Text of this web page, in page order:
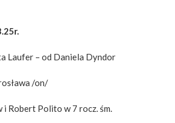
Laufer – od Daniela Dyndor
/on/
i Robert Polito w 7 rocz. śm.